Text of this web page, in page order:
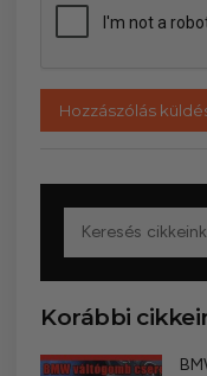
Korábbi